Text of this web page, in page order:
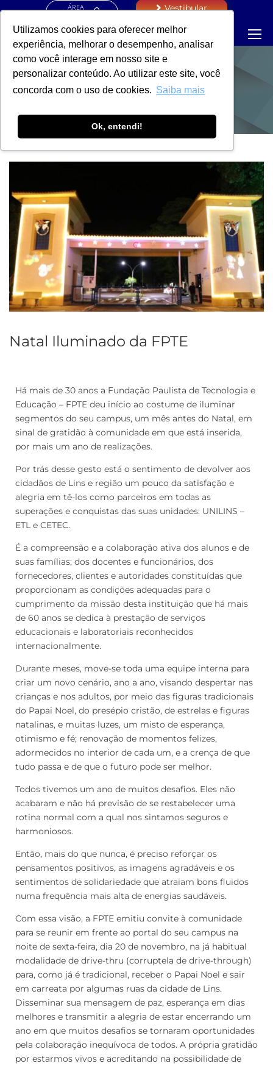
Utilizamos cookies para oferecer melhor
experiência, melhorar o desempenho, analisar
como você interage em nosso site e
personalizar conteúdo. Ao utilizar este site, você
concorda com o uso de cookies. Saiba mais
Ok, entendi!
ÁREA
Vestibular
NOTÍCIAS
Natal Iluminado da FPTE
Há mais de 30 anos a Fundação Paulista de Tecnologia e
Educação – FPTE deu início ao costume de iluminar
segmentos do seu campus, um mês antes do Natal, em
sinal de gratidão à comunidade em que está inserida,
por mais um ano de realizações.
Por trás desse gesto está o sentimento de devolver aos
cidadãos de Lins e região um pouco da satisfação e
alegria em tê-los como parceiros em todas as
superações e conquistas das suas unidades: UNILINS –
ETL e CETEC.
É a compreensão e a colaboração ativa dos alunos e de
suas famílias; dos docentes e funcionários, dos
fornecedores, clientes e autoridades constituídas que
proporcionam as condições adequadas para o
cumprimento da missão desta instituição que há mais
de 60 anos se dedica à prestação de serviços
educacionais e laboratoriais reconhecidos
internacionalmente.
Durante meses, move-se toda uma equipe interna para
criar um novo cenário, ano a ano, visando despertar nas
crianças e nos adultos, por meio das figuras tradicionais
do Papai Noel, do presépio cristão, de estrelas e figuras
natalinas, e muitas luzes, um misto de esperança,
otimismo e fé; renovação de momentos felizes,
adormecidos no interior de cada um, e a crença de que
tudo passa e de que o futuro pode ser melhor.
Todos tivemos um ano de muitos desafios. Eles não
acabaram e não há previsão de se restabelecer uma
rotina normal com a qual nos sintamos seguros e
harmoniosos.
Então, mais do que nunca, é preciso reforçar os
pensamentos positivos, as imagens agradáveis e os
sentimentos de solidariedade que atraiam bons fluidos
numa frequência mais alta de energias saudáveis.
Com essa visão, a FPTE emitiu convite à comunidade
para se reunir em frente ao portal do seu campus na
noite de sexta-feira, dia 20 de novembro, na já habitual
modalidade de drive-thru (corruptela de drive-through)
para, como já é tradicional, receber o Papai Noel e sair
em carreata por algumas ruas da cidade de Lins.
Disseminar sua mensagem de paz, esperança em dias
melhores e transmitir a alegria de estar encerrando um
ano em que muitos desafios se tornaram oportunidades
pela colaboração inequívoca de todos. A própria gratidão
por estarmos vivos e acreditando na possibilidade de